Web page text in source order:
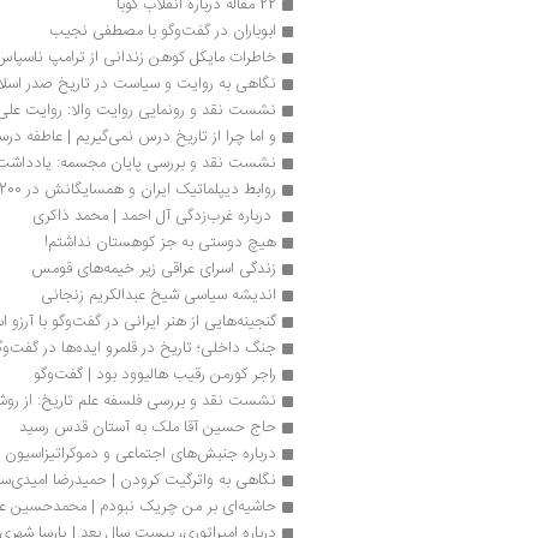
ابوباران در گفت‌وگو با مصطفی نجیب
خاطرات مایکل کوهن زندانی از ترامپ
نگاهی به روایت و سیاست در تاریخ صدر
نشست نقد و رونمایی روایت والا: روایت
و اما چرا از تاریخ درس نمی‌گیریم | عاطفه
نشست نقد و بررسی پایان مجسمه:
روابط دیپلماتیک ایران و همسایگانش در 200سال پیش
درباره غرب‌زدگی آل احمد | محمد ذاکری
هیچ دوستی به جز کوهستان نداشتم!
زندگی اسرای عراقی زیر خیمه‌های قومس
اندیشه سیاسی شیخ عبدالکریم زنجانی
گنجینه‌هايی از هنر ایرانی در گفت‌وگو با آرزو
جنگ داخلی؛ تاریخ در قلمرو ایده‌ها در
راجر کورمن رقیب هالیوود بود | گفت‌وگو
نشست نقد و بررسی فلسفه علم تاریخ: از
حاج حسین آقا ملک به آستان قدس رسید
درباره جنبش‌های اجتماعی و
نگاهی به واترگیت کرودن | حمیدرضا
حاشیه‌ای بر من چریک نبودم | محمد‌حسین